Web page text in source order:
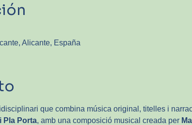
Alicante, España
que combina música original, titelles i
Pla Porta, amb una composició musical creada per